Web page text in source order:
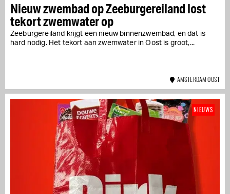
Nieuw zwembad op Zeeburgereiland lost
tekort zwemwater op
Zeeburgereiland krijgt een nieuw binnenzwembad, en dat is
hard nodig. Het tekort aan zwemwater in Oost is groot,...
AMSTERDAM OOST
NIEUWS